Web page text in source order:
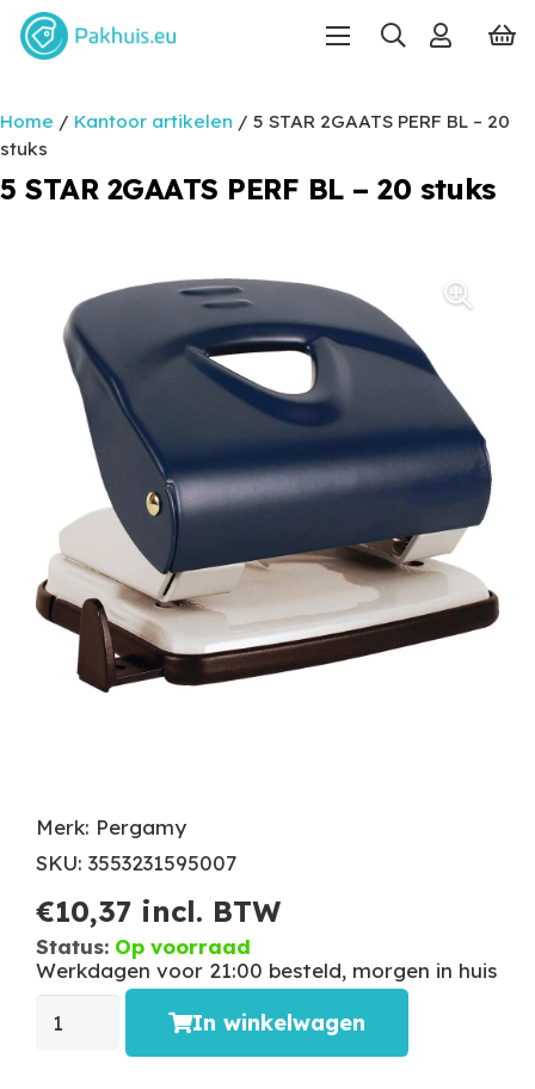
Home / Kantoor artikelen / 5 STAR 2GAATS PERF BL – 20
stuks
5 STAR 2GAATS PERF BL – 20 stuks
Merk: Pergamy
SKU: 3553231595007
€10,37 incl. BTW
Status: Op voorraad
Werkdagen voor 21:00 besteld, morgen in huis
In winkelwagen